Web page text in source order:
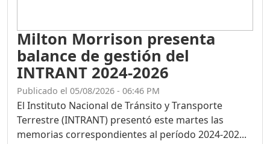
Milton Morrison presenta
balance de gestión del
INTRANT 2024-2026
Publicado el 05/08/2026 - 06:46 PM
El Instituto Nacional de Tránsito y Transporte
Terrestre (INTRANT) presentó este martes las
memorias correspondientes al período 2024-202...